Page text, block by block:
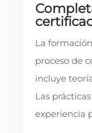
La
proceso de
incluye
Las
experiencia